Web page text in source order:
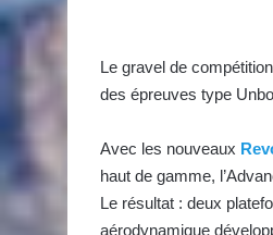
Le gravel de
des épreuves type
Avec les nouveaux
haut de gamme,
Le résultat : deux
aérodynamique